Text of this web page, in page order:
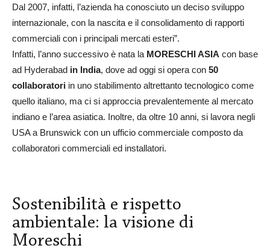
Dal 2007, infatti, l’azienda ha conosciuto un deciso sviluppo
internazionale, con la nascita e il consolidamento di rapporti
commerciali con i principali mercati esteri”.
Infatti, l’anno successivo è nata la MORESCHI ASIA con base
ad Hyderabad in India, dove ad oggi si opera con 50
collaboratori in uno stabilimento altrettanto tecnologico come
quello italiano, ma ci si approccia prevalentemente al mercato
indiano e l’area asiatica. Inoltre, da oltre 10 anni, si lavora negli
USA a Brunswick con un ufficio commerciale composto da
collaboratori commerciali ed installatori.
Sostenibilità e rispetto
ambientale: la visione di
Moreschi